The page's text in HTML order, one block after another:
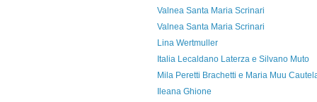
Valnea Santa Maria Scrinari
Valnea Santa Maria Scrinari
Lina Wertmuller
Italia Lecaldano Laterza e Silvano Muto
Mila Peretti Brachetti e Maria Muu
Ileana Ghione